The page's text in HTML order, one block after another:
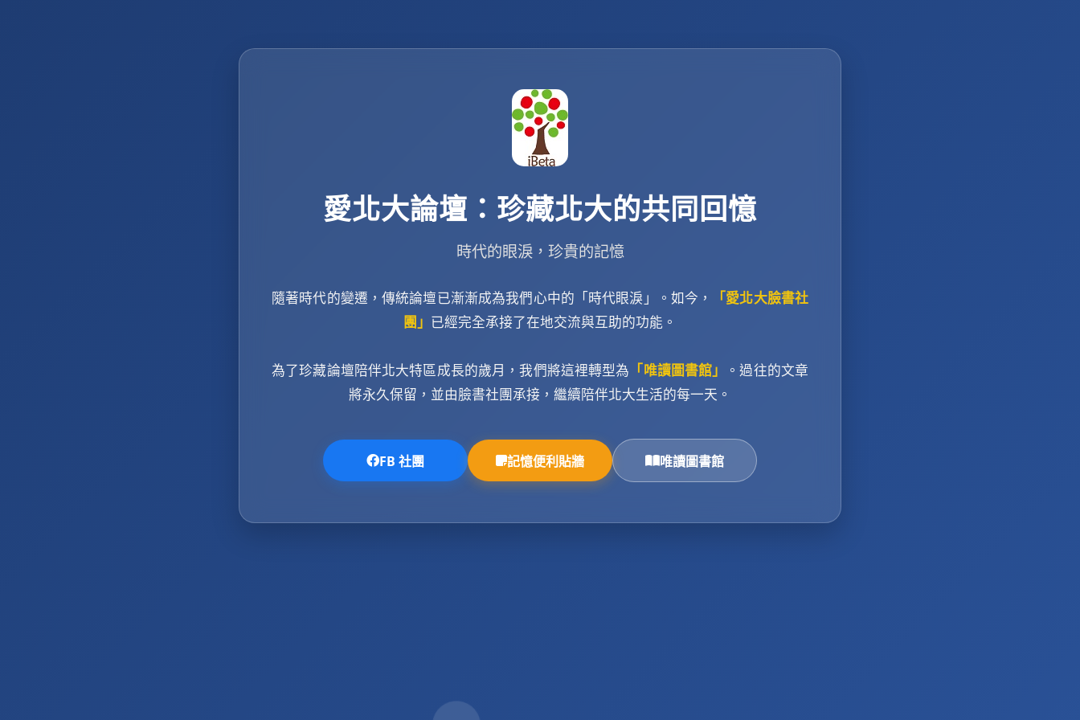
愛北大論壇：珍藏北大的共同回憶
時代的眼淚，珍貴的記憶
隨著時代的變遷，傳統論壇已漸漸成為我們心中的「時代眼淚」。如今，
「愛北大臉書社
團」 已經完全承接了在地交流與互助的功能。
為了珍藏論壇陪伴北大特區成長的歲月，我們將這裡轉型為 「唯讀圖書館」
。過往的文章
將永久保留，並由臉書社團承接，繼續陪伴北大生活的每一天。
FB 社團 記憶便利貼牆 唯讀圖書館